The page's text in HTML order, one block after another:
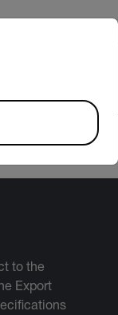
DESCARGAR
to the
Export
version of our